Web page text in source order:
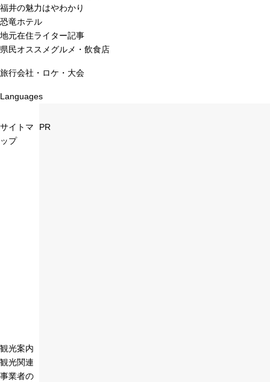
福井の魅力はやわかり
恐竜ホテル
地元在住ライター記事
県民オススメグルメ・飲食店
旅行会社・ロケ・大会
Languages
サイトマ
ップ
観光案内
観光関連
事業者の
PR